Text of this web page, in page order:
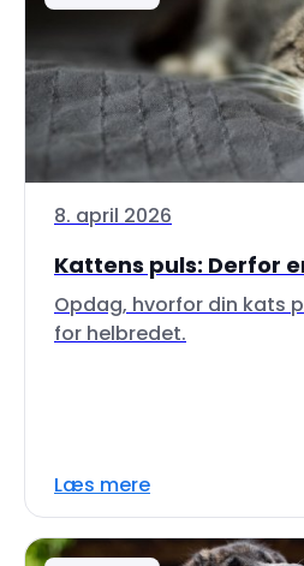
8. april 2026
Kattens puls: Derfor
Opdag, hvorfor din kats
for helbredet.
Læs mere